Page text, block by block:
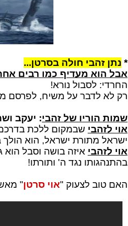
* נתן זהבי חולה בסרטן...
אבל הוא מעדיף כמו רבים
החרדי: לסבול נורא!
רק לא לדבר על משיח, לפרסם
שמות הוריו של זהבי: יעקב
אוי לזהבי שבמקום ללכת
ישראל מתורת ישראל, הוא הולך
אוי לזהבי איזה בושה וסבל הוא
בהתנהגותו נגד ה' ותורתו!
האם טוב לצעוק "אוי סרטן"